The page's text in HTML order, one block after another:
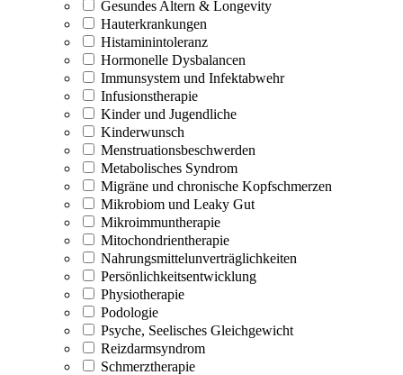
Gesundes Altern & Longevity
Hauterkrankungen
Histaminintoleranz
Hormonelle Dysbalancen
Immunsystem und Infektabwehr
Infusionstherapie
Kinder und Jugendliche
Kinderwunsch
Menstruationsbeschwerden
Metabolisches Syndrom
Migräne und chronische Kopfschmerzen
Mikrobiom und Leaky Gut
Mikroimmuntherapie
Mitochondrientherapie
Nahrungsmittelunverträglichkeiten
Persönlichkeitsentwicklung
Physiotherapie
Podologie
Psyche, Seelisches Gleichgewicht
Reizdarmsyndrom
Schmerztherapie